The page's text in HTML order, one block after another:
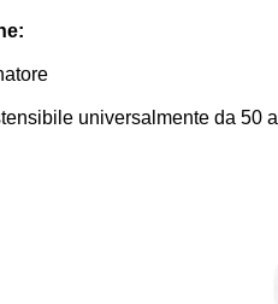
universalmente da 50